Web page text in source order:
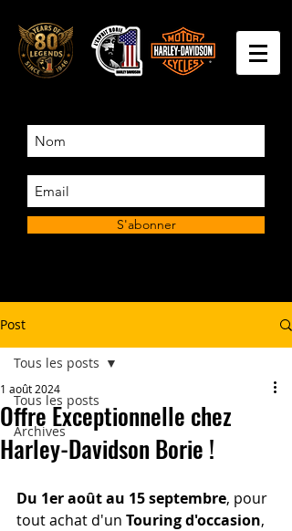
S'abonner
Post
Tous les posts
Archives
Tous les posts
Offre Exceptionnelle chez
Harley-Davidson Borie !
1 août 2024
Du 1er août au 15 septembre, pour
tout achat d'un Touring d'occasion,